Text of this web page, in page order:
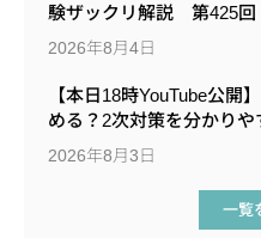
験ザックリ解説 第425回
2026年8月4日
【本日18時YouTube公開
める？2次対策を分かりや
2026年8月3日
一覧